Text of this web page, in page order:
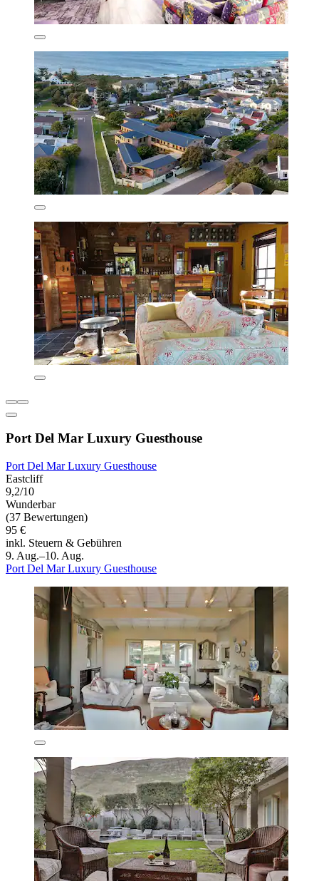
Port Del Mar Luxury Guesthouse
Port Del Mar Luxury Guesthouse
Eastcliff
9,2/10
Wunderbar
(37 Bewertungen)
95 €
inkl. Steuern & Gebühren
9. Aug.–10. Aug.
Port Del Mar Luxury Guesthouse